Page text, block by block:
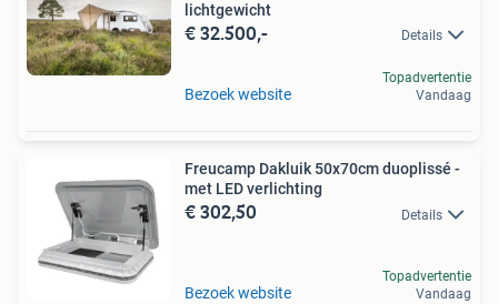
lichtgewicht
€ 32.500,- Details
Bezoek website
Topadvertentie
Vandaag
Freucamp Dakluik 50x70cm duoplissé -
met LED verlichting
€ 302,50 Details
Bezoek website
Topadvertentie
Vandaag